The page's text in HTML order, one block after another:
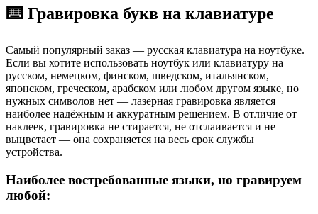
⌨️ Гравировка букв на клавиатуре
Самый популярный заказ — русская клавиатура на ноутбуке.
Если вы хотите использовать ноутбук или клавиатуру на
русском, немецком, финском, шведском, итальянском,
японском, греческом, арабском или любом другом языке, но
нужных символов нет — лазерная гравировка является
наиболее надёжным и аккуратным решением. В отличие от
наклеек, гравировка не стирается, не отслаивается и не
выцветает — она сохраняется на весь срок службы
устройства.
Наиболее востребованные языки, но гравируем
любой: